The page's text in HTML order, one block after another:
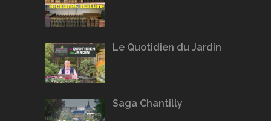
Le Quotidien du Jardin
Saga Chantilly